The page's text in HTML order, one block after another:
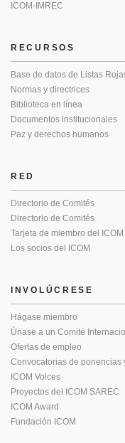
ICOM-IMREC
RECURSOS
Base de datos de Listas
Normas y directrices
Biblioteca en línea
Documentos institucionales
Paz y derechos humanos
RED
Directorio de Comités
Directorio de Comités
Tarjeta de miembro del ICOM
Los socios del ICOM
INVOLÚCRESE
Hágase miembro
Únase a un Comité
Ofertas de empleo
Convocatorias de ponencias
ICOM Voices
Proyectos del ICOM SAREC
ICOM Award
Fundación ICOM